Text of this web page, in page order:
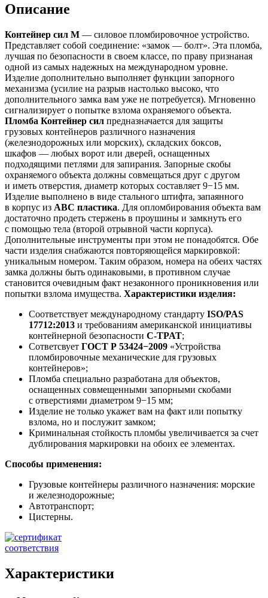
Описание
Контейнер сил М — силовое пломбировочное устройство.
Представляет собой соединение: «замок — болт». Эта пломба,
лучшая по безопасности в своем классе, по праву признаная
одной из самых надежных на международном уровне.
Изделие дополнительно выполняет функции запорного
механизма (усилие на разрыв настолько высоко, что
дополнительного замка вам уже не потребуется). Мгновенно
сигнализирует о попытке взлома охраняемого объекта.
Пломба Контейнер сил предназначается для защиты
грузовых контейнеров различного назначения
(железнодорожных или морских), складских боксов,
шкафов — любых ворот или дверей, оснащенных
подходящими петлями для запирания. Запорные скобы
охраняемого объекта должны совмещаться друг с другом
и иметь отверстия, диаметр которых составляет 9−15 мм.
Изделие выполнено в виде стального штифта, запаянного
в корпус из АВС пластика. Для опломбирования объекта вам
достаточно продеть стержень в проушины и замкнуть его
с помощью тела (второй отрывной части корпуса).
Дополнительные инструменты при этом не понадобятся. Обе
части изделия снабжаются повторяющейся маркировкой:
уникальным номером. Таким образом, номера на обеих частях
замка должны быть одинаковыми, в противном случае
становится очевидным факт незаконного проникновения или
попытки взлома имущества. Характеристики изделия:
Соответствует международному стандарту ISO/PAS
17712:2013 и требованиям американской инициативы
контейнерной безопасности C-TPAT;
Сответсвует ГОСТ Р 53424−2009 «Устройства
пломбировочные механические для грузовых
контейнеров»;
Пломба специально разработана для объектов,
оснащенных совмещенными запорными скобами
с отверстиями диаметром 9−15 мм;
Изделие не только укажет вам на факт или попытку
взлома, но и послужит замком;
Криминальная стойкость пломбы увеличивается за счет
дублирования маркировки на обоих ее элементах.
Способы применения:
Грузовые контейнеры различного назначения: морские
и железнодорожные;
Автотранспорт;
Цистерны.
Характеристики